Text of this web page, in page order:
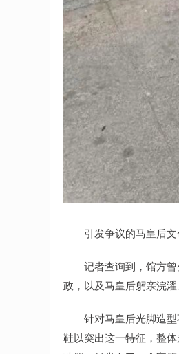
引发争议的马皇后文
记者查询到，馆方曾
政，以及马皇后躬亲浣濯
针对马皇后光脚造型
鞋以突出这一特征，整